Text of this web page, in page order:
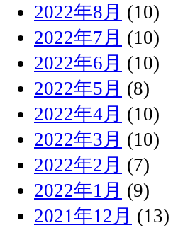
2022年8月 (10)
2022年7月 (10)
2022年6月 (10)
2022年5月 (8)
2022年4月 (10)
2022年3月 (10)
2022年2月 (7)
2022年1月 (9)
2021年12月 (13)